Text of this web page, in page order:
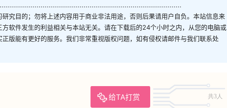
究目的；勿将上述内容用于商业非法用途，否则后果请用户自负。本站信息来
软件发生的利益相关与本站无关。请在下载后的24个小时之内，从您的电脑或
版能有更好的服务。我们非常重视版权问题，如有侵权请邮件与我们联系处
给TA打赏 共3人